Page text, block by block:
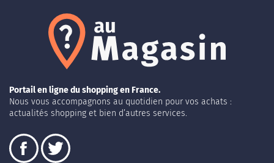
Portail en ligne du shopping en France.
Nous vous accompagnons au quotidien pour vos achats :
actualités shopping et bien d’autres services.